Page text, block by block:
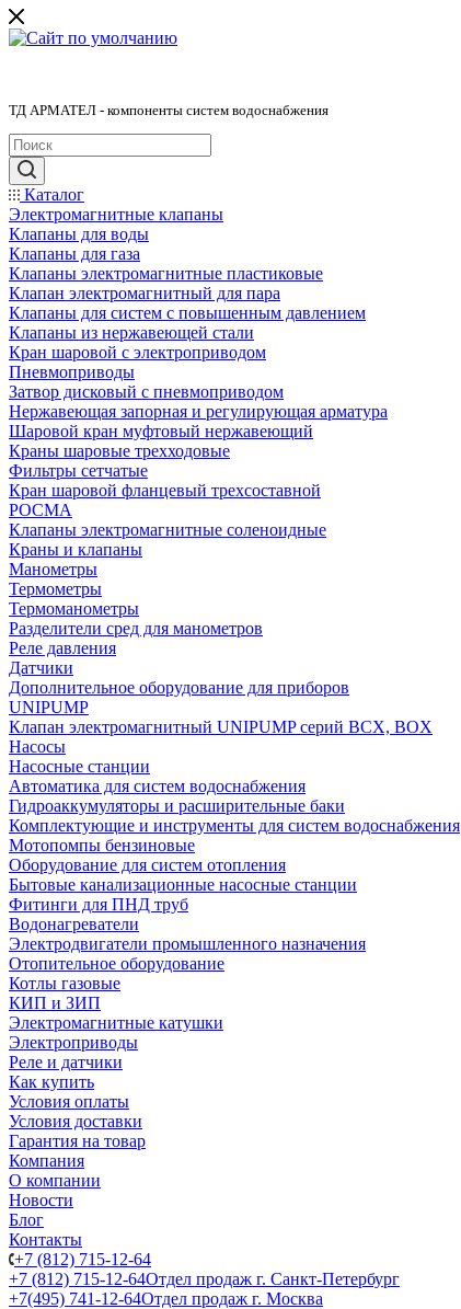
ТД АРМАТЕЛ - компоненты систем водоснабжения
Каталог
Электромагнитные клапаны
Клапаны для воды
Клапаны для газа
Клапаны электромагнитные пластиковые
Клапан электромагнитный для пара
Клапаны для систем с повышенным давлением
Клапаны из нержавеющей стали
Кран шаровой с электроприводом
Пневмоприводы
Затвор дисковый с пневмоприводом
Нержавеющая запорная и регулирующая арматура
Шаровой кран муфтовый нержавеющий
Краны шаровые трехходовые
Фильтры сетчатые
Кран шаровой фланцевый трехсоставной
РОСМА
Клапаны электромагнитные соленоидные
Краны и клапаны
Манометры
Термометры
Термоманометры
Разделители сред для манометров
Реле давления
Датчики
Дополнительное оборудование для приборов
UNIPUMP
Клапан электромагнитный UNIPUMP серий BCX, BOX
Насосы
Насосные станции
Автоматика для систем водоснабжения
Гидроаккумуляторы и расширительные баки
Комплектующие и инструменты для систем водоснабжения
Мотопомпы бензиновые
Оборудование для систем отопления
Бытовые канализационные насосные станции
Фитинги для ПНД труб
Водонагреватели
Электродвигатели промышленного назначения
Отопительное оборудование
Котлы газовые
КИП и ЗИП
Электромагнитные катушки
Электроприводы
Реле и датчики
Как купить
Условия оплаты
Условия доставки
Гарантия на товар
Компания
О компании
Новости
Блог
Контакты
+7 (812) 715-12-64
+7 (812) 715-12-64Отдел продаж г. Санкт-Петербург
+7(495) 741-12-64Отдел продаж г. Москва